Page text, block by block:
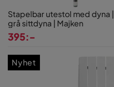
Stapelbar utestol med dyna | Svart konstrotting med
grå sittdyna | Majken
395:-
Nyhet